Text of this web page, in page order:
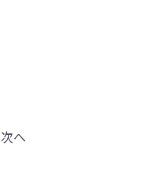
次へ